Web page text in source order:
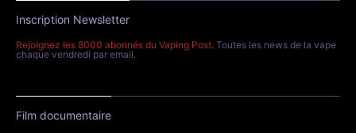
Inscription Newsletter
Rejoignez les 8000 abonnés du Vaping Post. Toutes les news de la vape
chaque vendredi par email.
Film documentaire